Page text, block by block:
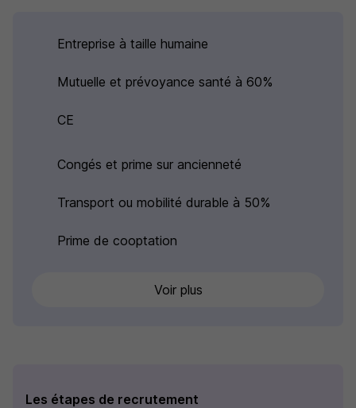
Entreprise à taille humaine
Mutuelle et prévoyance santé à 60%
CE
Congés et prime sur ancienneté
Transport ou mobilité durable à 50%
Prime de cooptation
Voir plus
Les étapes de recrutement